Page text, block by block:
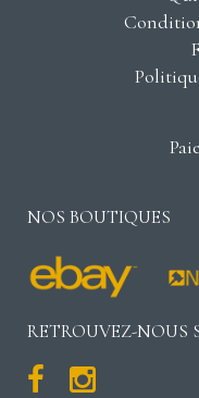
NOS BOUTIQUES
RETROUVEZ-NOUS